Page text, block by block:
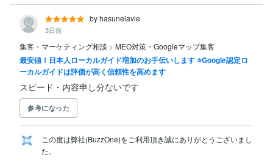
by hasunelavie
3日前
集客・マーケティング相談 > MEO対策・Googleマップ集客
最安値！日本人ローカルガイド増加のお手伝いします ⭐Google認定ロ
ーカルガイドは評価が高く信頼性を高めます
スピード・内容申し分ないです
参考になった
この度は弊社(BuzzOne)をご利用頂き誠にありがとうございまし
た。